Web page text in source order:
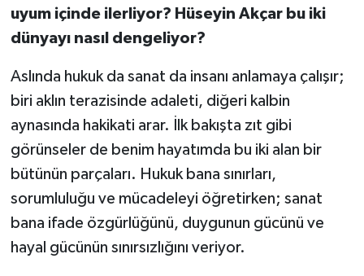
uyum içinde ilerliyor? Hüseyin Akçar bu iki
dünyayı nasıl dengeliyor?
Aslında hukuk da sanat da insanı anlamaya çalışır;
biri aklın terazisinde adaleti, diğeri kalbin
aynasında hakikati arar. İlk bakışta zıt gibi
görünseler de benim hayatımda bu iki alan bir
bütünün parçaları. Hukuk bana sınırları,
sorumluluğu ve mücadeleyi öğretirken; sanat
bana ifade özgürlüğünü, duygunun gücünü ve
hayal gücünün sınırsızlığını veriyor.